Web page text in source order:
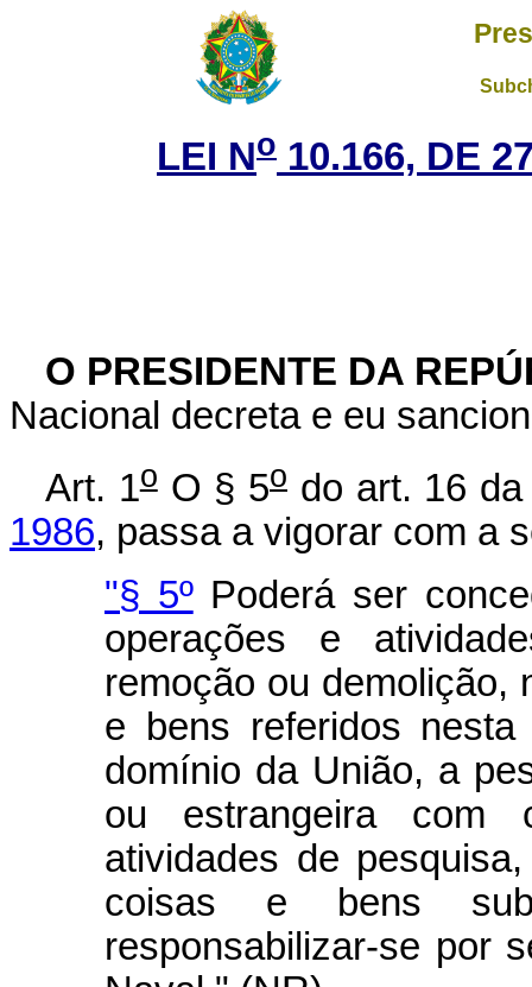
LEI No 10.166, DE
O PRESIDENTE DA
Nacional decreta e eu
Art. 1o O § 5o do art. 16
1986, passa a vigorar com a
"§ 5ºPoderá ser
operações e
remoção ou demolição,
e bens referidos
domínio da União, a
ou estrangeira com
atividades de
coisas e bens
responsabilizar-se por